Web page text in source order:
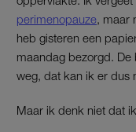
perimenopauze ,
heb gisteren een
maandag bezorgd. De
weg, dat kan ik er dus
Maar ik denk niet dat